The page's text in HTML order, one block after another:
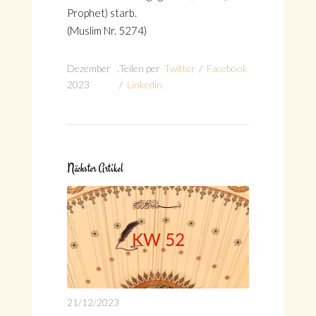
Prophet) starb.
(Muslim Nr. 5274)
Dezember
2023
.Teilen per Twitter / Facebook
/ Linkedin
Nächster Artikel
21/12/2023